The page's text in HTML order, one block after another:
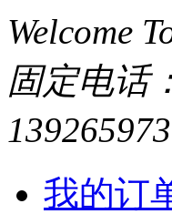
Welcome
固定电话
我的订